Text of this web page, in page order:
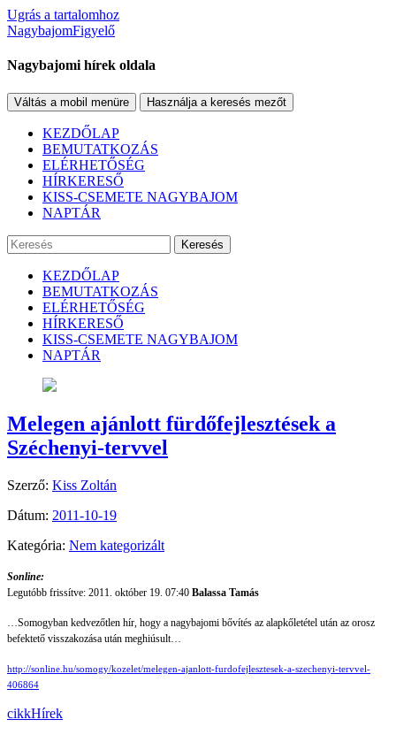
Ugrás a tartalomhoz
NagybajomFigyelő
Nagybajomi hírek oldala
Váltás a mobil menüre Használja a keresés mezőt
KEZDŐLAP
BEMUTATKOZÁS
ELÉRHETŐSÉG
HÍRKERESŐ
KISS-CSEMETE NAGYBAJOM
NAPTÁR
Keresés
KEZDŐLAP
BEMUTATKOZÁS
ELÉRHETŐSÉG
HÍRKERESŐ
KISS-CSEMETE NAGYBAJOM
NAPTÁR
Melegen ajánlott fürdőfejlesztések a
Széchenyi-tervvel
Szerző: Kiss Zoltán
Dátum: 2011-10-19
Kategória: Nem kategorizált
Sonline:
Legutóbb frissítve: 2011. október 19. 07:40 Balassa Tamás
…Somogyban kedvezőtlen hír, hogy a nagybajomi bővítés az alapkőletétel után az orosz
befektető visszakozása után meghiúsult…
http://sonline.hu/somogy/kozelet/melegen-ajanlott-furdofejlesztesek-a-szechenyi-tervvel-
406864
cikkHírek